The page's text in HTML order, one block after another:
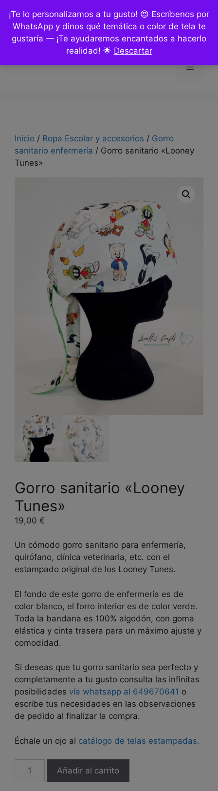
¡Te lo personalizamos a tu gusto! 😍 Escríbenos por
WhatsApp y dinos qué temática o color de tela te
gustaría — ¡Te ayudaremos encantados a hacerlo
realidad! 🌟 Descartar
contenido
Menú
Inicio / Ropa Escolar y accesorios / Gorro
sanitario enfermería / Gorro sanitario «Looney
Tunes»
Gorro sanitario «Looney
Tunes»
19,00 €
Un cómodo gorro sanitario para enfermería,
quirófano, clínica veterinaria, etc. con el
estampado original de los Looney Tunes.
El fondo de este gorro de enfermería es de
color blanco, el forro interior es de color verde.
Toda la bandana es 100% algodón, con goma
elástica y cinta trasera para un máximo ajuste y
comodidad.
Si deseas que tu gorro sanitario sea perfecto y
completamente a tu gusto consulta las infinitas
posibilidades vía whatsapp al 649670641 o
escribe tus necesidades en las observaciones
de pedido al finalizar la compra.
Échale un ojo al catálogo de telas estampadas.
Gorro
Añadir al carrito